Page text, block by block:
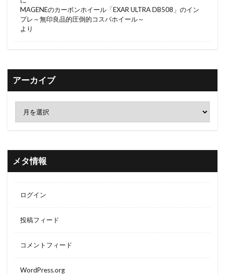
MAGENEのカーボンホイール「EXAR ULTRA DB508」のイン
プレ～無印良品的圧倒的コスパホイール～
より
アーカイブ
メタ情報
ログイン
投稿フィード
コメントフィード
WordPress.org